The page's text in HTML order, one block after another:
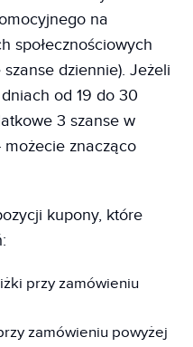
na
społecznościowych
dziennie). Jeżeli
od 19 do 30
3 szanse w
znacząco
kupony, które
przy zamówieniu
zamówieniu powyżej